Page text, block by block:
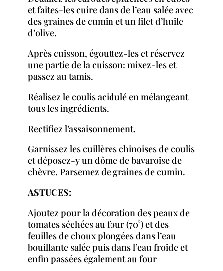
et faites-les cuire dans de l’eau salée avec
des graines de cumin et un filet d’huile
d’olive.
Après cuisson, égouttez-les et réservez
une partie de la cuisson: mixez-les et
passez au tamis.
Réalisez le coulis acidulé en mélangeant
tous les ingrédients.
Rectifiez l’assaisonnement.
Garnissez les cuillères chinoises de coulis
et déposez-y un dôme de bavaroise de
chèvre. Parsemez de graines de cumin.
ASTUCES:
Ajoutez pour la décoration des peaux de
tomates séchées au four (70°) et des
feuilles de choux plongées dans l’eau
bouillante salée puis dans l’eau froide et
enfin passées également au four